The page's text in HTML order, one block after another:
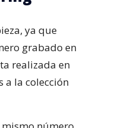
ya que
grabado en
realizada en
a la colección